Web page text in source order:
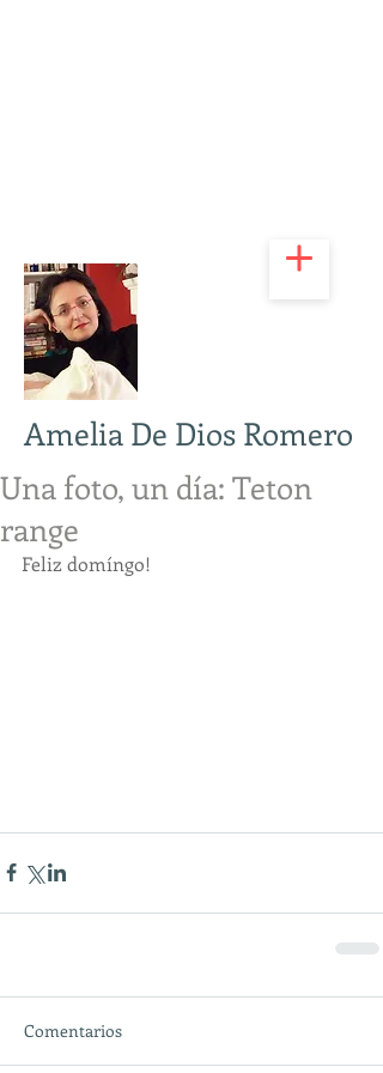
Amelia De Dios Romero
Una foto, un día: Teton
range
Feliz domíngo!
Comentarios